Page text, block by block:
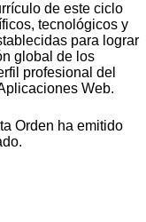
de este ciclo
tecnológicos y
para lograr
global de los
profesional del
Web.
Orden ha emitido